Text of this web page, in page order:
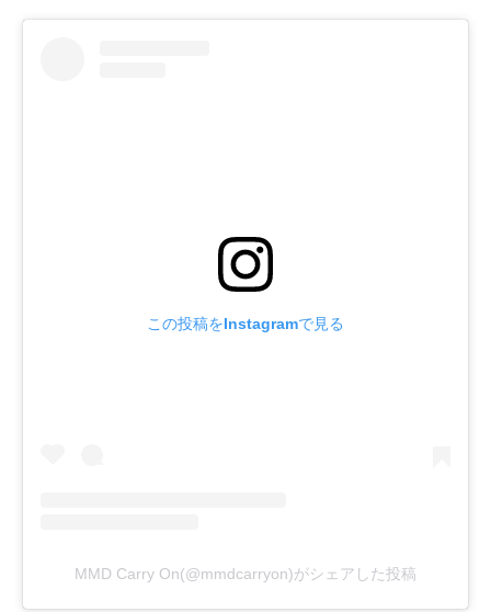
この投稿をInstagramで見る
MMD Carry On(@mmdcarryon)がシェアした投稿